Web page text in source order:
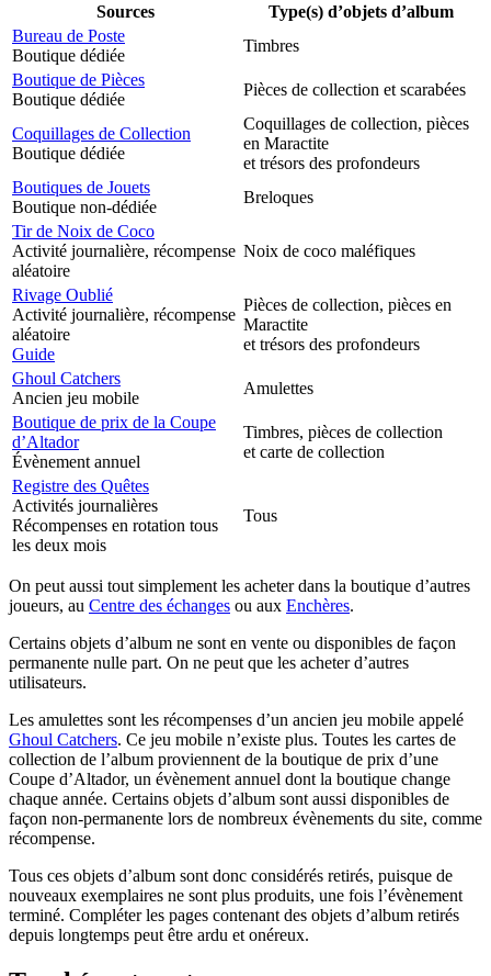
Sources
Type(s) d’objets d’album
Bureau de Poste
Boutique dédiée
Timbres
Boutique de Pièces
Boutique dédiée
Pièces de collection et scarabées
Coquillages de Collection
Boutique dédiée
Coquillages de collection, pièces
en Maractite
et trésors des profondeurs
Boutiques de Jouets
Boutique non-dédiée
Breloques
Tir de Noix de Coco
Activité journalière, récompense
aléatoire
Noix de coco maléfiques
Rivage Oublié
Activité journalière, récompense
aléatoire
Guide
Pièces de collection, pièces en
Maractite
et trésors des profondeurs
Ghoul Catchers
Ancien jeu mobile
Amulettes
Boutique de prix de la Coupe
d’Altador
Évènement annuel
Timbres, pièces de collection
et carte de collection
Registre des Quêtes
Activités journalières
Récompenses en rotation tous
les deux mois
Tous
On peut aussi tout simplement les acheter dans la boutique d’autres
joueurs, au Centre des échanges ou aux Enchères.
Certains objets d’album ne sont en vente ou disponibles de façon
permanente nulle part. On ne peut que les acheter d’autres
utilisateurs.
Les amulettes sont les récompenses d’un ancien jeu mobile appelé
Ghoul Catchers. Ce jeu mobile n’existe plus. Toutes les cartes de
collection de l’album proviennent de la boutique de prix d’une
Coupe d’Altador, un évènement annuel dont la boutique change
chaque année. Certains objets d’album sont aussi disponibles de
façon non-permanente lors de nombreux évènements du site, comme
récompense.
Tous ces objets d’album sont donc considérés retirés, puisque de
nouveaux exemplaires ne sont plus produits, une fois l’évènement
terminé. Compléter les pages contenant des objets d’album retirés
depuis longtemps peut être ardu et onéreux.